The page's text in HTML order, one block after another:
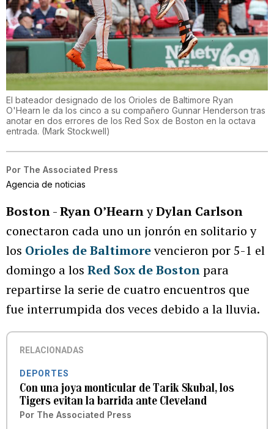
El bateador designado de los Orioles de Baltimore Ryan
O'Hearn le da los cinco a su compañero Gunnar Henderson tras
anotar en dos errores de los Red Sox de Boston en la octava
entrada. (Mark Stockwell)
Por The Associated Press
Agencia de noticias
Boston-Ryan O’HearnyDylan Carlson
conectaron cada uno un jonrón en solitario y
los Orioles de Baltimorevencieron por 5-1 el
domingo a los Red Sox de Bostonpara
repartirse la serie de cuatro encuentros que
fue interrumpida dos veces debido a la lluvia.
RELACIONADAS
DEPORTES
Con una joya monticular de Tarik Skubal, los
Tigers evitan la barrida ante Cleveland
Por The Associated Press